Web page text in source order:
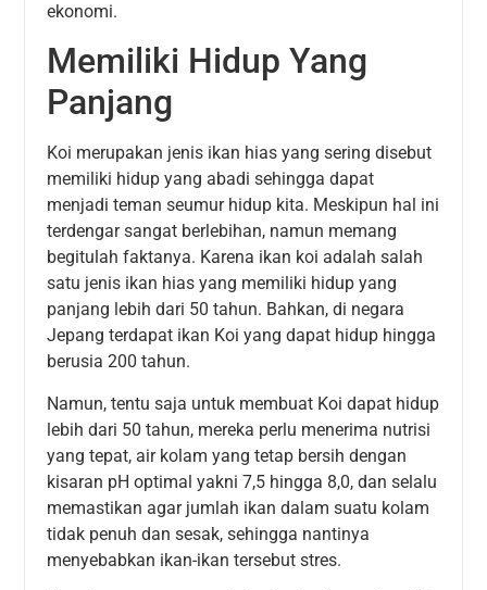
ekonomi.
Memiliki Hidup Yang
Panjang
Koi merupakan jenis ikan hias yang sering disebut
memiliki hidup yang abadi sehingga dapat
menjadi teman seumur hidup kita. Meskipun hal ini
terdengar sangat berlebihan, namun memang
begitulah faktanya. Karena ikan koi adalah salah
satu jenis ikan hias yang memiliki hidup yang
panjang lebih dari 50 tahun. Bahkan, di negara
Jepang terdapat ikan Koi yang dapat hidup hingga
berusia 200 tahun.
Namun, tentu saja untuk membuat Koi dapat hidup
lebih dari 50 tahun, mereka perlu menerima nutrisi
yang tepat, air kolam yang tetap bersih dengan
kisaran pH optimal yakni 7,5 hingga 8,0, dan selalu
memastikan agar jumlah ikan dalam suatu kolam
tidak penuh dan sesak, sehingga nantinya
menyebabkan ikan-ikan tersebut stres.